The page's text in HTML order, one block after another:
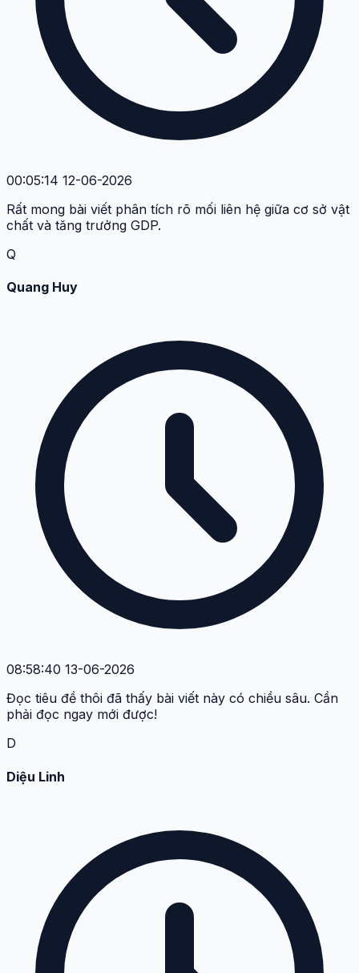
00:05:14 12-06-2026
Rất mong bài viết phân tích rõ mối liên hệ giữa cơ sở vật
chất và tăng trưởng GDP.
Q
Quang Huy
08:58:40 13-06-2026
Đọc tiêu đề thôi đã thấy bài viết này có chiều sâu. Cần
phải đọc ngay mới được!
D
Diệu Linh